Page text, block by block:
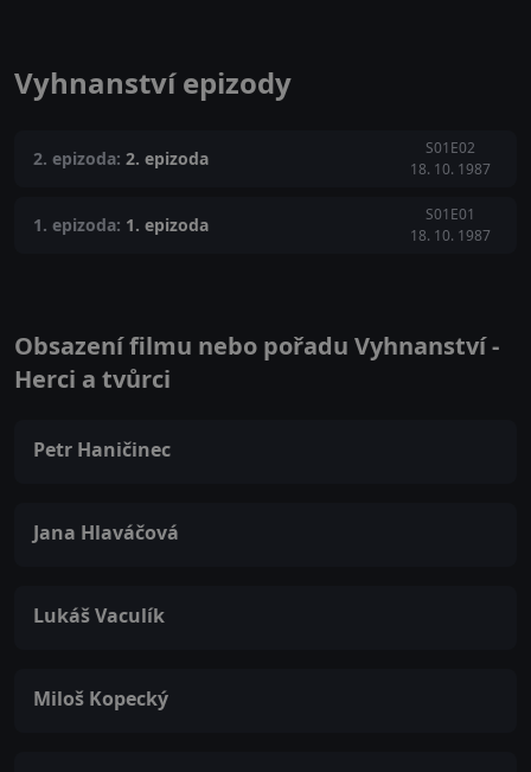
Vyhnanství epizody
2. epizoda: 2. epizoda
S01E02
18. 10. 1987
1. epizoda: 1. epizoda
S01E01
18. 10. 1987
Obsazení filmu nebo pořadu Vyhnanství -
Herci a tvůrci
Petr Haničinec
Jana Hlaváčová
Lukáš Vaculík
Miloš Kopecký